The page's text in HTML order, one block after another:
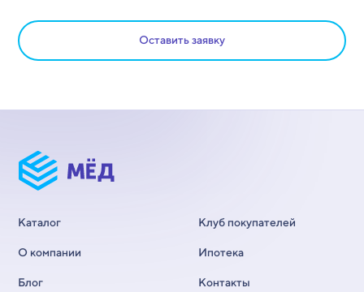
Оставить заявку
Каталог
О компании
Блог
Клуб покупателей
Ипотека
Контакты